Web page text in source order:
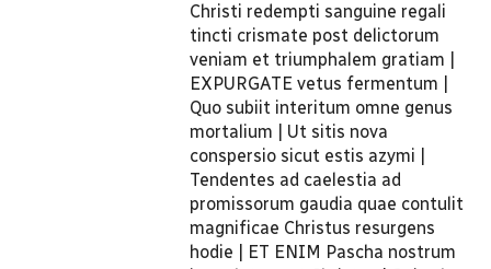
Christi redempti sanguine regali
tincti crismate post delictorum
veniam et triumphalem gratiam |
EXPURGATE vetus fermentum |
Quo subiit interitum omne genus
mortalium | Ut sitis nova
conspersio sicut estis azymi |
Tendentes ad caelestia ad
promissorum gaudia quae contulit
magnificae Christus resurgens
hodie | ET ENIM Pascha nostrum